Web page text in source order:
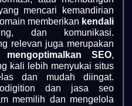
mencari kemandirian
memberikan kendali
dan komunikasi.
relevan juga merupakan
mengoptimalkan SEO,
kali lebih menyukai situs
dan mudah diingat.
dan jasa seo
memilih dan mengelola